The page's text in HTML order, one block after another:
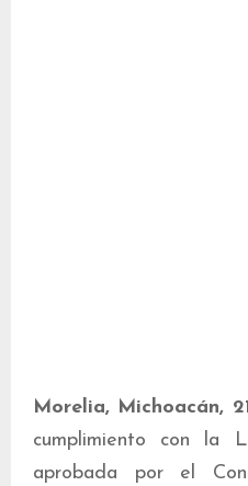
Morelia, Michoacán,
cumplimiento con la
aprobada por el